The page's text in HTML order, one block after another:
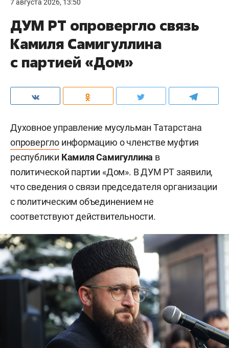
7 августа 2026, 13:50
ДУМ РТ опровергло связь
Камиля Самигуллина
с партией «Дом»
Духовное управление мусульман Татарстана
опровергло информацию о членстве муфтия
республики Камиля Самигуллина в
политической партии «Дом». В ДУМ РТ заявили,
что сведения о связи председателя организации
с политическим объединением не
соответствуют действительности.